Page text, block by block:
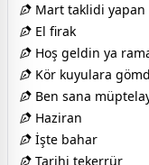
Mart taklidi yapan
El firak
Hoş geldin ya
Kör kuyulara
Ben sana
Haziran
İşte bahar
Tarihi tekerrür